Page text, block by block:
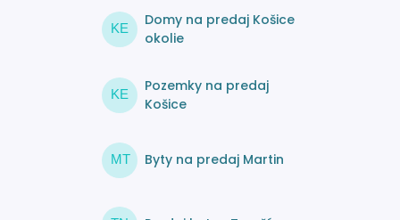
KE
Domy na predaj Košice
okolie
KE
Pozemky na predaj
Košice
MT Byty na predaj Martin